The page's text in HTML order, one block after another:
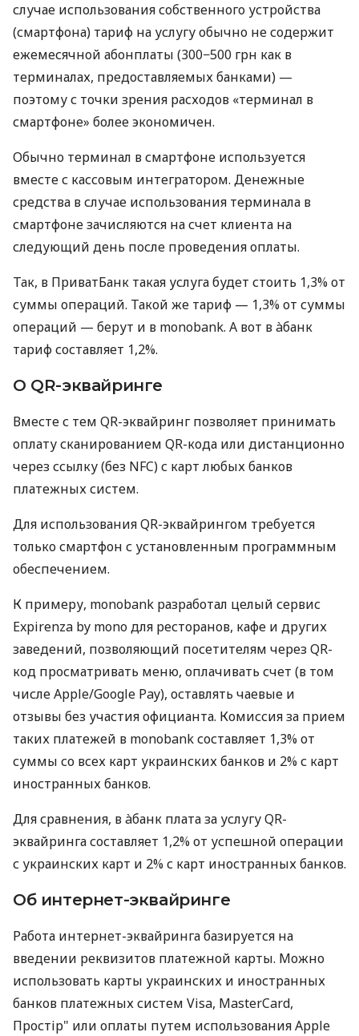
случае использования собственного устройства
(смартфона) тариф на услугу обычно не содержит
ежемесячной абонплаты (300−500 грн как в
терминалах, предоставляемых банками) —
поэтому с точки зрения расходов «терминал в
смартфоне» более экономичен.
Обычно терминал в смартфоне используется
вместе с кассовым интегратором. Денежные
средства в случае использования терминала в
смартфоне зачисляются на счет клиента на
следующий день после проведения оплаты.
Так, в ПриватБанк такая услуга будет стоить 1,3% от
суммы операций. Такой же тариф — 1,3% от суммы
операций — берут и в monobank. А вот в àбанк
тариф составляет 1,2%.
О QR-эквайринге
Вместе с тем QR-эквайринг позволяет принимать
оплату сканированием QR-кода или дистанционно
через ссылку (без NFC) с карт любых банков
платежных систем.
Для использования QR-эквайрингом требуется
только смартфон с установленным программным
обеспечением.
К примеру, monobank разработал целый сервис
Expirenza by mono для ресторанов, кафе и других
заведений, позволяющий посетителям через QR-
код просматривать меню, оплачивать счет (в том
числе Apple/Google Pay), оставлять чаевые и
отзывы без участия официанта. Комиссия за прием
таких платежей в monobank составляет 1,3% от
суммы со всех карт украинских банков и 2% с карт
иностранных банков.
Для сравнения, в àбанк плата за услугу QR-
эквайринга составляет 1,2% от успешной операции
с украинских карт и 2% с карт иностранных банков.
Об интернет-эквайринге
Работа интернет-эквайринга базируется на
введении реквизитов платежной карты. Можно
использовать карты украинских и иностранных
банков платежных систем Visa, MasterCard,
Простір" или оплаты путем использования Apple